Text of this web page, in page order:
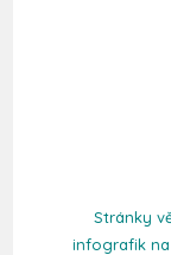
Stránky
infografik na